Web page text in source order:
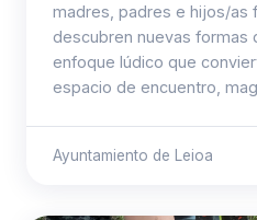
madres, padres e hijos/as
descubren nuevas formas
enfoque lúdico que
espacio de encuentro,
Ayuntamiento de Leioa